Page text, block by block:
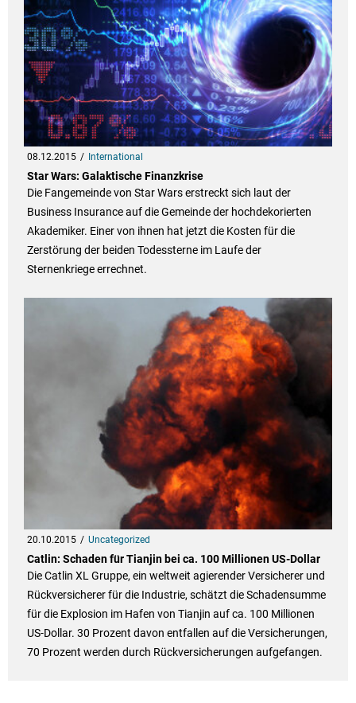
08.12.2015 International
Star Wars: Galaktische Finanzkrise
Die Fangemeinde von Star Wars erstreckt sich laut der
Business Insurance auf die Gemeinde der hochdekorierten
Akademiker. Einer von ihnen hat jetzt die Kosten für die
Zerstörung der beiden Todessterne im Laufe der
Sternenkriege errechnet.
20.10.2015 Uncategorized
Catlin: Schaden für Tianjin bei ca. 100 Millionen US-Dollar
Die Catlin XL Gruppe, ein weltweit agierender Versicherer und
Rückversicherer für die Industrie, schätzt die Schadensumme
für die Explosion im Hafen von Tianjin auf ca. 100 Millionen
US-Dollar. 30 Prozent davon entfallen auf die Versicherungen,
70 Prozent werden durch Rückversicherungen aufgefangen.